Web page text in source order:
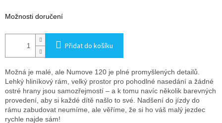
Možnosti doručení
Přidat do košíku
Možná je malé, ale Numove 120 je plné promyšlených detailů.
Lehký hliníkový rám, velký prostor pro pohodlné nasedání a žádné
ostré hrany jsou samozřejmostí – a k tomu navíc několik barevných
provedení, aby si každé dítě našlo to své. Nadšení do jízdy do
rámu zabudovat neumíme, ale věříme, že si ho váš malý jezdec
rychle najde sám!